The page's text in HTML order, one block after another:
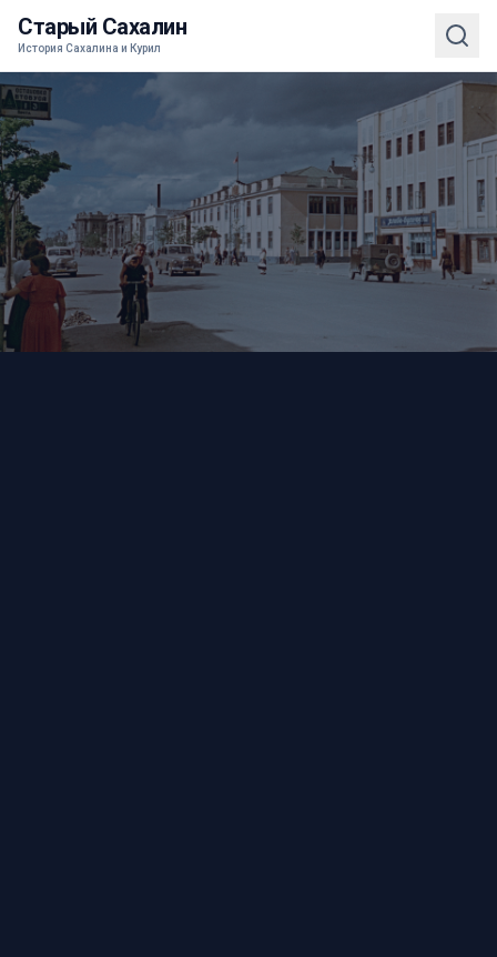
Старый Сахалин
История Сахалина и Курил